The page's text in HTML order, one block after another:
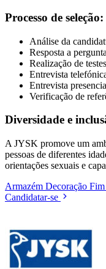
Processo de seleção:
Análise da
Resposta a
Realização de
Entrevista
Entrevista
Verificação de
Diversidade e
A JYSK promove um
pessoas de diferentes
orientações sexuais e
Armazém Decoração Fim
Candidatar-se